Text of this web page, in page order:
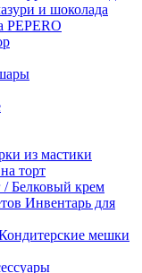
и шоколада
PEPERO
из мастики
торт
Белковый крем
Инвентарь для
мешки